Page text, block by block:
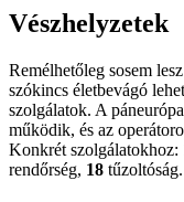
Vészhelyzetek
Remélhetőleg sosem
szókincs életbevágó
szolgálatok. A
működik, és az
Konkrét szolgálatokhoz:
rendőrség, 18 tűzoltóság.